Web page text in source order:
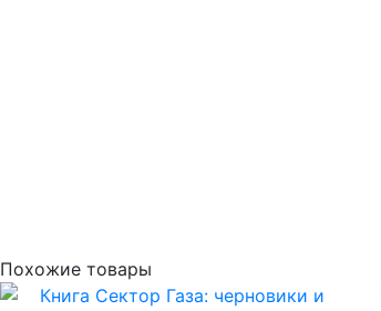
Похожие товары